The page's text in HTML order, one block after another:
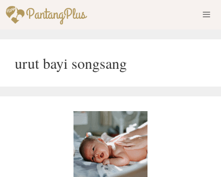
Skip
to
urut bayi songsang